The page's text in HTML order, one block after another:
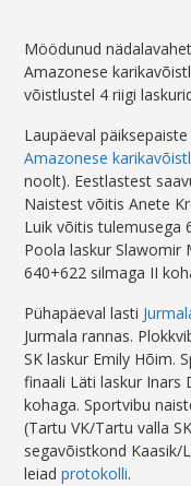
Möödunud
Amazonese
võistlustel 4 riigi
Laupäeval
Amazonese
noolt). Eestlastest
Naistest võitis Anete
Luik võitis tulemusega
Poola laskur Slawomir
640+622 silmaga II
Pühapäeval lasti
Jurmala rannas.
SK laskur Emily Hõim.
finaali Läti laskur Inars
kohaga. Sportvibu
(Tartu VK/Tartu valla
segavõistkond Kaasik/
leiadprotokolli.